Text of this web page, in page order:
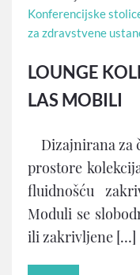
Konferencijske
za zdravstvene
LOUNGE
LAS MOBILI
Dizajnirana za
prostore
fluidnošću
Moduli se
ili zakrivljene […]